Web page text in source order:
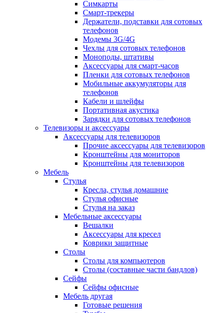
Симкарты
Смарт-трекеры
Держатели, подставки для сотовых
телефонов
Модемы 3G/4G
Чехлы для сотовых телефонов
Моноподы, штативы
Аксессуары для смарт-часов
Пленки для сотовых телефонов
Мобильные аккумуляторы для
телефонов
Кабели и шлейфы
Портативная акустика
Зарядки для сотовых телефонов
Телевизоры и аксессуары
Аксессуары для телевизоров
Прочие аксессуары для телевизоров
Кронштейны для мониторов
Кронштейны для телевизоров
Мебель
Стулья
Кресла, стулья домашние
Стулья офисные
Стулья на заказ
Мебельные аксессуары
Вешалки
Аксессуары для кресел
Коврики защитные
Столы
Столы для компьютеров
Столы (составные части бандлов)
Сейфы
Сейфы офисные
Мебель другая
Готовые решения